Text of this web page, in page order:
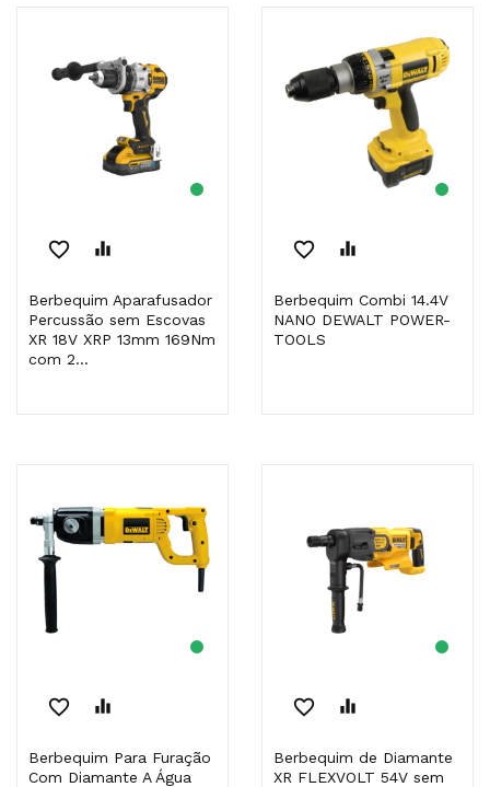
favorite_border equalizer
Berbequim Aparafusador
Percussão sem Escovas
XR 18V XRP 13mm 169Nm
com 2...
favorite_border equalizer
Berbequim Combi 14.4V
NANO DEWALT POWER-
TOOLS
favorite_border equalizer
Berbequim Para Furação
Com Diamante A Água
favorite_border equalizer
Berbequim de Diamante
XR FLEXVOLT 54V sem